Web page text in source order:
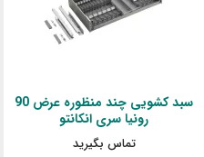
سبد کشویی چند منظوره عرض 90
رونیا سری انکانتو
تماس بگیرید